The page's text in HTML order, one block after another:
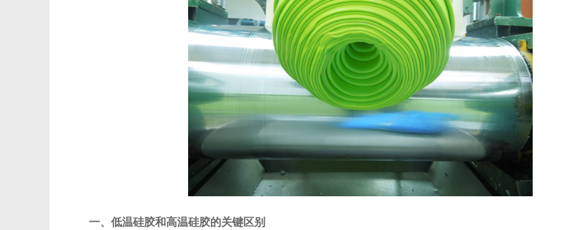
一、低温硅胶和高温硅胶的关键区别